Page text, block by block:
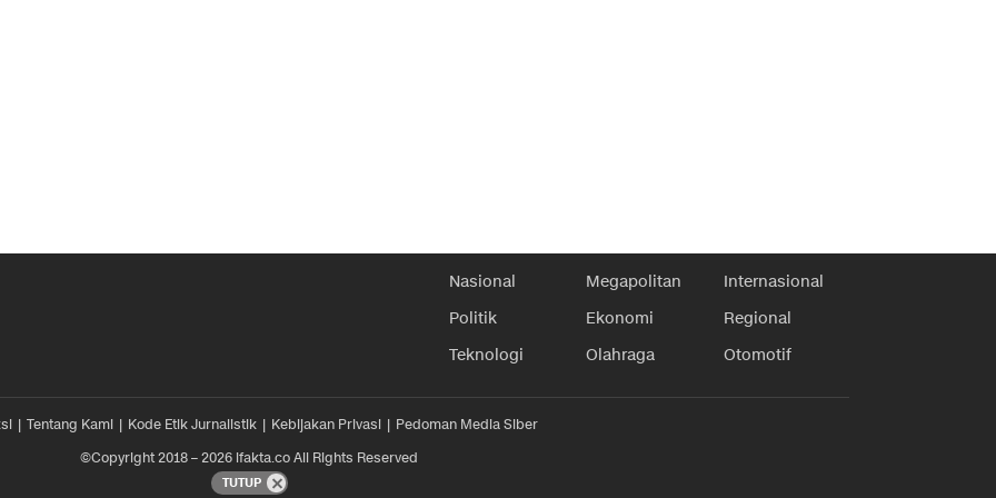
Nasional Megapolitan
Internasional
Politik
Ekonomi
Regional
Teknologi
Olahraga Otomotif
Tentang Kami Kode Etik Jurnalistik Kebijakan Privasi
Pedoman Media Siber
©Copyright 2018 – 2026 ifakta.co All Rights Reserved
TUTUP